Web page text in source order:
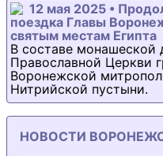
12 мая 2025 •
поездка Главы
святым местам Египта
В составе монашеской
Православной Церкви
Воронежской
Нитрийской пустыни.
НОВОСТИ